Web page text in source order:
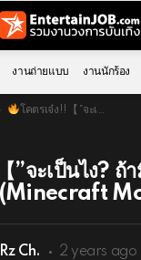
งานถ่ายแบบ งานนักร้อง
โคตรเจ๋ง!!【”จะเป็นไง? ถ้ามีห้องลับแปลกๆโผล่มา!!”】| (Minecraft Mod)
”จะเป็นไง? ถ้
(Minecraft
Ch. 2 years ago